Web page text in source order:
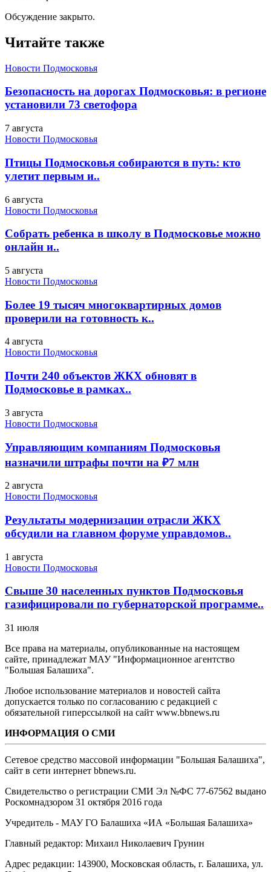
Обсуждение закрыто.
Читайте также
Новости Подмосковья
Безопасность на дорогах Подмосковья: в регионе
установили 73 светофора
7 августа
Новости Подмосковья
Птицы Подмосковья собираются в путь: кто
улетит первым и..
6 августа
Новости Подмосковья
Собрать ребенка в школу в Подмосковье можно
онлайн и..
5 августа
Новости Подмосковья
Более 19 тысяч многоквартирных домов
проверили на готовность к..
4 августа
Новости Подмосковья
Почти 240 объектов ЖКХ обновят в
Подмосковье в рамках..
3 августа
Новости Подмосковья
Управляющим компаниям Подмосковья
назначили штрафы почти на ₽7 млн
2 августа
Новости Подмосковья
Результаты модернизации отрасли ЖКХ
обсудили на главном форуме управдомов..
1 августа
Новости Подмосковья
Свыше 30 населенных пунктов Подмосковья
газифицировали по губернаторской программе..
31 июля
Все права на материалы, опубликованные на настоящем
сайте, принадлежат МАУ "Информационное агентство
"Большая Балашиха".
Любое использование материалов и новостей сайта
допускается только по согласованию с редакцией с
обязательной гиперссылкой на сайт www.bbnews.ru
ИНФОРМАЦИЯ О СМИ
Сетевое средство массовой информации "Большая Балашиха",
сайт в сети интернет bbnews.ru.
Свидетельство о регистрации СМИ Эл №ФС ‎77-67562 выдано
Роскомнадзором 31 октября 2016 года
Учредитель - МАУ ГО Балашиха «ИА «Большая Балашиха»
Главный редактор: Михаил Николаевич Грунин
Адрес редакции: 143900, Московская область, г. Балашиха, ул.